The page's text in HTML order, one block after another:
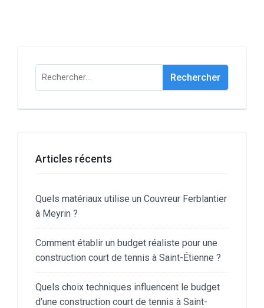
Rechercher :
Articles récents
Quels matériaux utilise un Couvreur Ferblantier
à Meyrin ?
Comment établir un budget réaliste pour une
construction court de tennis à Saint-Étienne ?
Quels choix techniques influencent le budget
d’une construction court de tennis à Saint-